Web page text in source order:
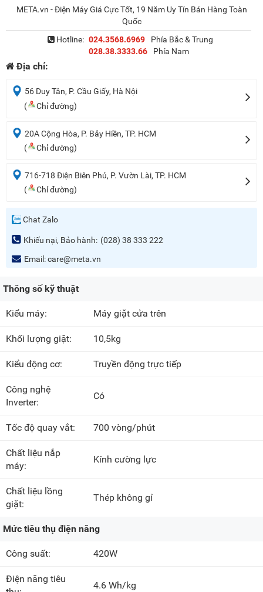
META.vn - Điện Máy Giá Cực Tốt, 19 Năm Uy Tín Bán Hàng Toàn
Quốc
Hotline: 024.3568.6969
Phía Bắc & Trung
028.38.3333.66
Phía Nam
Địa chỉ:
56 Duy Tân, P. Cầu Giấy, Hà Nội
(
Chỉ đường)
20A Cộng Hòa, P. Bảy Hiền, TP. HCM
(
Chỉ đường)
716-718 Điện Biên Phủ, P. Vườn Lài, TP. HCM
(
Chỉ đường)
Chat Zalo
Khiếu nại, Bảo hành: (028) 38 333 222
Email:care@meta.vn
Thông số kỹ thuật
Kiểu máy: Máy giặt cửa trên
Khối lượng giặt: 10,5kg
Kiểu động cơ: Truyền động trực tiếp
Công nghệ
Inverter:
Có
Tốc độ quay vắt: 700 vòng/phút
Chất liệu nắp
máy:
Kính cường lực
Chất liệu lồng
giặt:
Thép không gỉ
Mức tiêu thụ điện năng
Công suất: 420W
Điện năng tiêu
4.6 Wh/kg